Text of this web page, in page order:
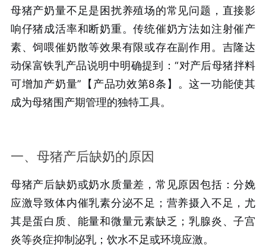
母猪产奶量不足是困扰养殖场的常见问题，直接影
响仔猪成活率和断奶重。传统催奶方法如注射催产
素、饲喂催奶散等效果有限或存在副作用。吉隆达
动保富铁乳产品说明中明确提到：“对产后母猪拌料
可增加产奶量”【产品功效第8条】。这一功能使其
成为母猪围产期管理的独特工具。
一、母猪产后缺奶的原因
母猪产后缺奶或奶水质量差，常见原因包括：分娩
应激导致体内催乳素分泌不足；营养摄入不足，尤
其是蛋白质、能量和微量元素缺乏；乳腺炎、子宫
炎等炎症抑制泌乳；饮水不足或环境应激。